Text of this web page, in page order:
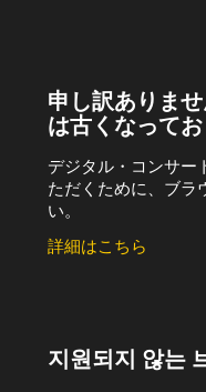
申し訳ありま
は古くなって
デジタル・コンサー
ただくために、ブラ
い。
詳細はこちら
지원되지 않는